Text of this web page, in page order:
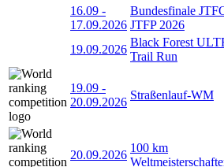
16.09 -
17.09.2026
Bundesfinale
JTFP 2026
19.09.2026
Black Forest
Trail Run
19.09 -
20.09.2026
Straßenlauf-WM
20.09.2026
100 km